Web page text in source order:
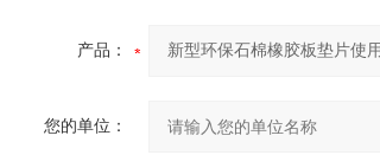
产品：
您的单位：